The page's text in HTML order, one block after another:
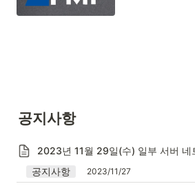
공지사항
공지사항
2023/11/27